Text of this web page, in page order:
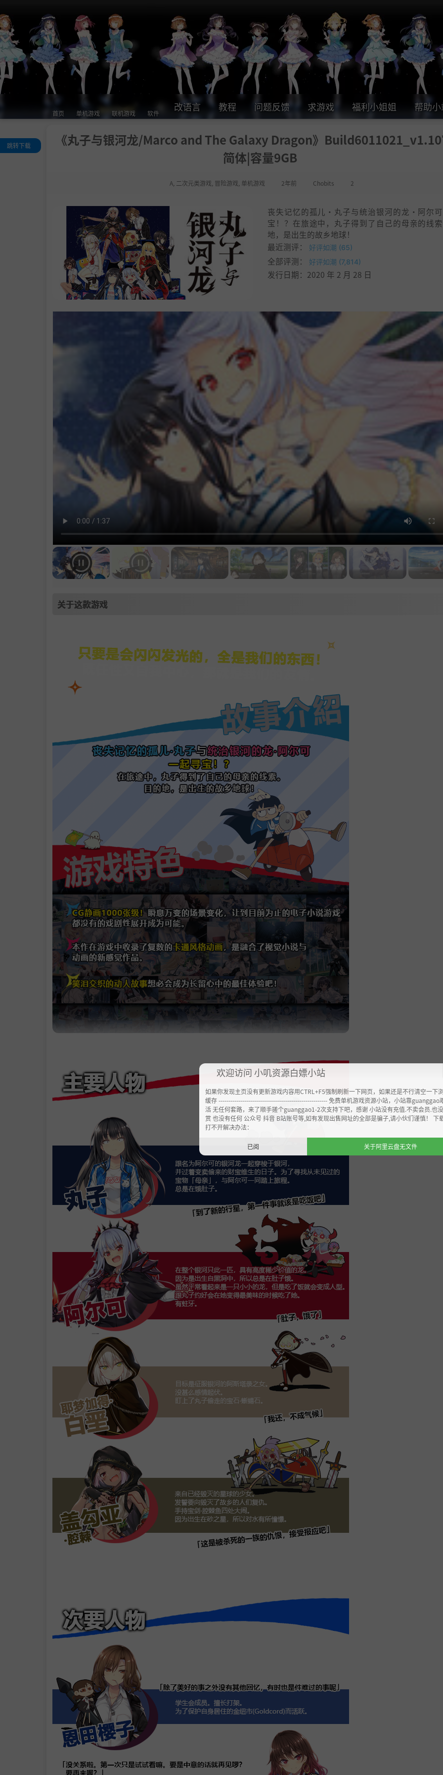
首页 单机游戏 联机游戏 软件
改语言 教程 问题反馈 求游戏 福利小姐姐 帮助
《丸子与银河龙/Marco and The Galaxy Dragon》
简体|容量9GB
A, 二次元类游戏 冒险游戏 单机游戏 2年前 Chobits 2
跳转下载
丧失记忆的孤儿‧丸子与统治银河的龙‧阿尔
宝！？在旅途中，丸子得到了自己的母亲的线
地，是出生的故乡地球！
最近测评：
好评如潮 (65)
全部评测： 好评如潮 (7,814)
发行日期：2020 年 2 月 28 日
关于这款游戏
欢迎访问 小叽资源白嫖小站
如果你发现主页没有更新游戏内容用CTRL+F5强制刷新一下网页，如果还是不行清空一下
缓存 ------------------------------------------------------- 免费单机游戏资源小站，小站靠guanggao
活 无任何套路，来了顺手搓个guanggao1-2次支持下吧，感谢 小站没有充值.不卖会员.也
赏 也没有任何 公众号 抖音 B站账号等,如有发现出售网址的全部是骗子,请小伙们谨慎！ 下
打不开解决办法：
已阅 关于阿里云盘无文件